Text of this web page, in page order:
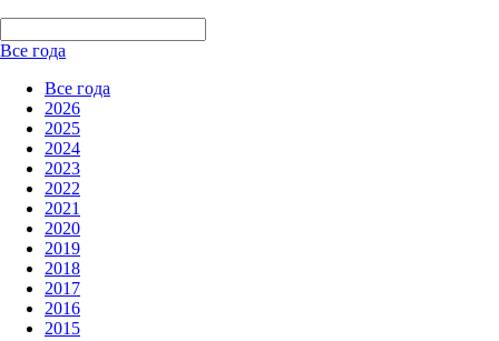
Все года
Все года
2026
2025
2024
2023
2022
2021
2020
2019
2018
2017
2016
2015